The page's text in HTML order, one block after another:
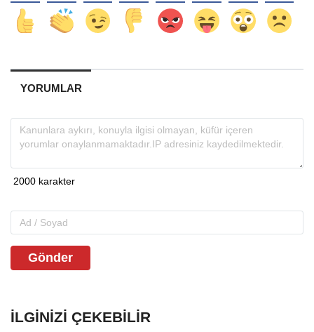
YORUMLAR
Gönder
İLGINIZI ÇEKEBILIR